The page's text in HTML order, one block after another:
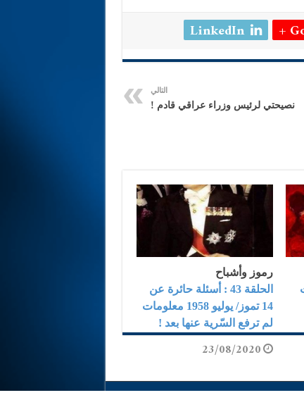
LinkedIn
التالي
نصيحتي لرئيس وزراء عراقي قادم !
رموز وأشباح
الحلقة 43 : أسئلة حائرة عن
14 تموز/ يوليو 1958 معلومات
لم ترفع السّرية عنها بعد !
23/08/2020